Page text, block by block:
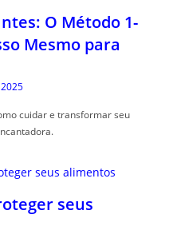
O Método 1-
Mesmo para
cuidar e transformar seu
seus